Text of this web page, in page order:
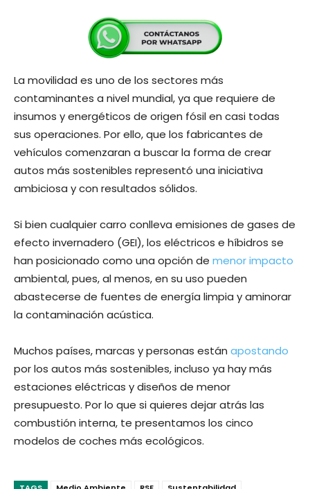
La movilidad es uno de los sectores más
contaminantes a nivel mundial, ya que requiere de
insumos y energéticos de origen fósil en casi todas
sus operaciones. Por ello, que los fabricantes de
vehículos comenzaran a buscar la forma de crear
autos más sostenibles representó una iniciativa
ambiciosa y con resultados sólidos.
Si bien cualquier carro conlleva emisiones de gases de
efecto invernadero (GEI), los eléctricos e híbidros se
han posicionado como una opción de menor impacto
ambiental, pues, al menos, en su uso pueden
abastecerse de fuentes de energía limpia y aminorar
la contaminación acústica.
Muchos países, marcas y personas están apostando
por los autos más sostenibles, incluso ya hay más
estaciones eléctricas y diseños de menor
presupuesto. Por lo que si quieres dejar atrás las
combustión interna, te presentamos los cinco
modelos de coches más ecológicos.